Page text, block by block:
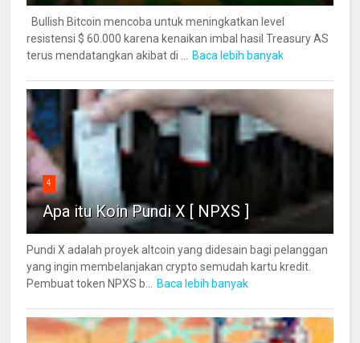
Bullish Bitcoin mencoba untuk meningkatkan level
resistensi $ 60.000 karena kenaikan imbal hasil Treasury AS
terus mendatangkan akibat di ...
Baca lebih banyak
4
Apa itu Koin Pundi X [ NPXS ]
Pundi X adalah proyek altcoin yang didesain bagi pelanggan
yang ingin membelanjakan crypto semudah kartu kredit.
Pembuat token NPXS b...
Baca lebih banyak